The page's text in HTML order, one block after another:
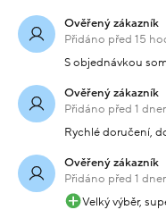
Ověřený zákazník
Přidáno před 15
S objednávkou
Ověřený zákazník
Přidáno před 1
Rychlé doručení,
Ověřený zákazník
Přidáno před 1
Velký výběr,